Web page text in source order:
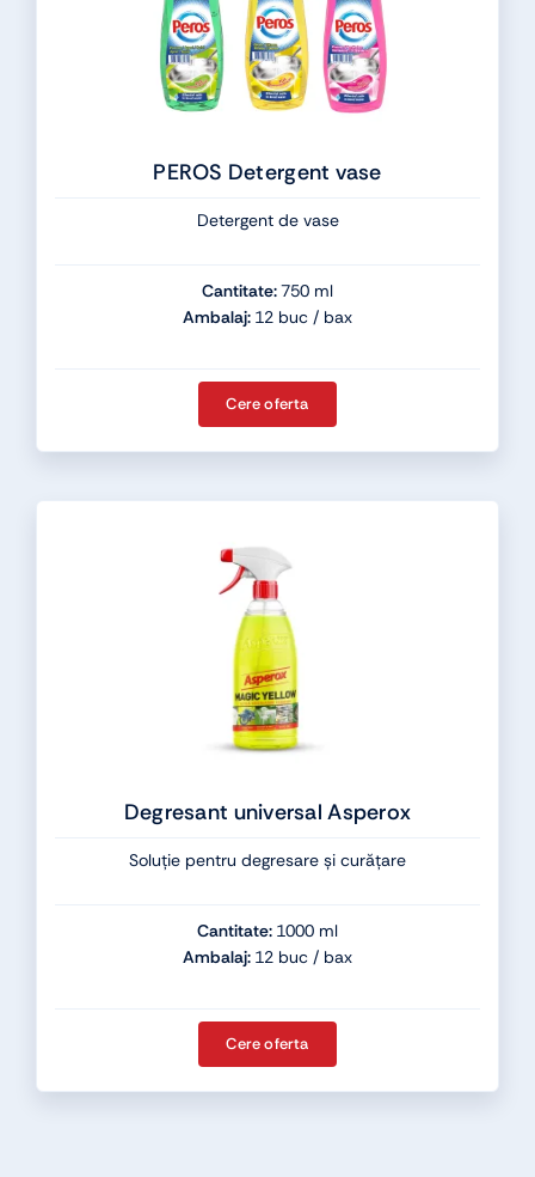
PEROS Detergent vase
Detergent de vase
Cantitate:750 ml
Ambalaj: 12 buc / bax
Cere oferta
Degresant universal Asperox
Soluție pentru degresare și curățare
Cantitate: 1000 ml
Ambalaj: 12 buc / bax
Cere oferta